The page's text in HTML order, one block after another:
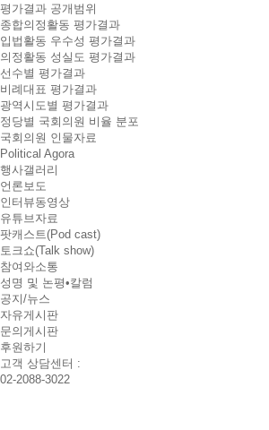
평가결과 공개범위
종합의정활동 평가결과
입법활동 우수성 평가결과
의정활동 성실도 평가결과
선수별 평가결과
비례대표 평가결과
광역시도별 평가결과
정당별 국회의원 비율 분포
국회의원 인물자료
Political Agora
행사갤러리
언론보도
인터뷰동영상
유튜브자료
팟캐스트(Pod cast)
토크쇼(Talk show)
참여와소통
성명 및 논평•칼럼
공지/뉴스
자유게시판
문의게시판
후원하기
고객 상담센터 :
02-2088-3022